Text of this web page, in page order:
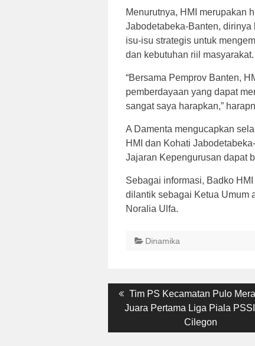
Menurutnya, HMI merupakan
Jabodetabeka-Banten,
isu-isu strategis untuk
dan kebutuhan riil masyarakat.
“Bersama Pemprov Banten,
pemberdayaan yang dapat
sangat saya harapkan,”
A Damenta mengucapkan
HMI dan Kohati
Jajaran Kepengurusan dapat
Sebagai informasi, Badko
dilantik sebagai Ketua Umum
Noralia Ulfa.
Dinamika
Post
navigation
Previous
post:
Tim PS Kecamatan Pulo
Juara Pertama Liga Piala
Cilegon